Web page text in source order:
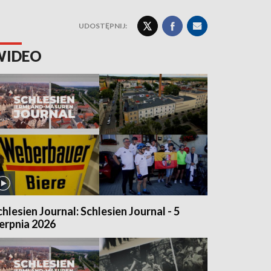
UDOSTĘPNIJ:
Journal: Schlesien Journal - 5
2026